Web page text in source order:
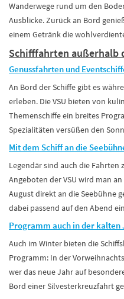
Wanderwege rund um den
Ausblicke. Zurück an Bord
einem Getränk die
Schifffahrten außerhalb
Genussfahrten und
An Bord der Schiffe gibt es
erleben. Die VSU bieten von
Themenschiffe ein breites
Spezialitäten versüßen den
Mit dem Schiff an die
Legendär sind auch die Fahrten
Angeboten der VSU wird man
August direkt an die Seebühne
dabei passend auf den Abend
Programm auch in der kalten
Auch im Winter bieten die
Programm: In der
wer das neue Jahr auf
Bord einer Silvesterkreuzfahrt